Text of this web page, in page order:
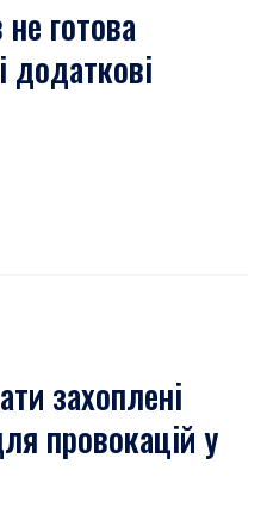
готова
додаткові
захоплені
провокацій у